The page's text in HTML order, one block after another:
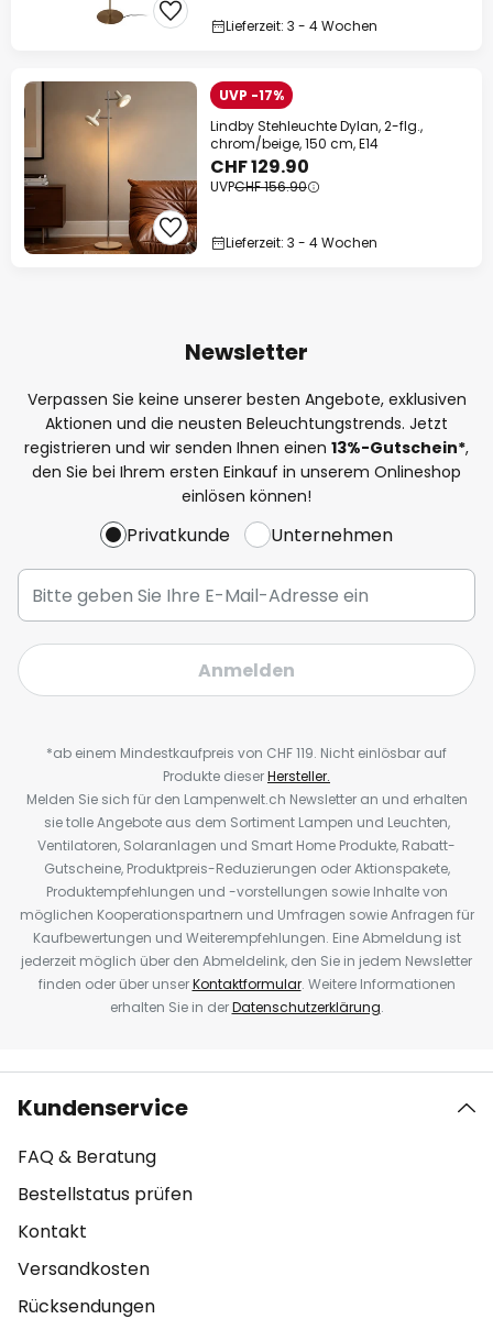
Lieferzeit: 3 - 4 Wochen
UVP -17%
Lindby Stehleuchte Dylan, 2-flg.,
chrom/beige, 150 cm, E14
CHF 129.90
UVPCHF 156.90
Lieferzeit: 3 - 4 Wochen
Newsletter
Verpassen Sie keine unserer besten Angebote, exklusiven
Aktionen und die neusten Beleuchtungstrends. Jetzt
registrieren und wir senden Ihnen einen 13%-Gutschein*,
den Sie bei Ihrem ersten Einkauf in unserem Onlineshop
einlösen können!
Privatkunde Unternehmen
Anmelden
*ab einem Mindestkaufpreis von CHF 119. Nicht einlösbar auf
Produkte dieserHersteller.
Melden Sie sich für den Lampenwelt.ch Newsletter an und erhalten
sie tolle Angebote aus dem Sortiment Lampen und Leuchten,
Ventilatoren, Solaranlagen und Smart Home Produkte, Rabatt-
Gutscheine, Produktpreis-Reduzierungen oder Aktionspakete,
Produktempfehlungen und -vorstellungen sowie Inhalte von
möglichen Kooperationspartnern und Umfragen sowie Anfragen für
Kaufbewertungen und Weiterempfehlungen. Eine Abmeldung ist
jederzeit möglich über den Abmeldelink, den Sie in jedem Newsletter
finden oder über unserKontaktformular. Weitere Informationen
erhalten Sie in derDatenschutzerklärung.
Kundenservice
FAQ & Beratung
Bestellstatus prüfen
Kontakt
Versandkosten
Rücksendungen